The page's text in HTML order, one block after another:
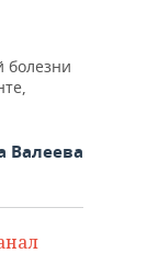
болезни
Валеева